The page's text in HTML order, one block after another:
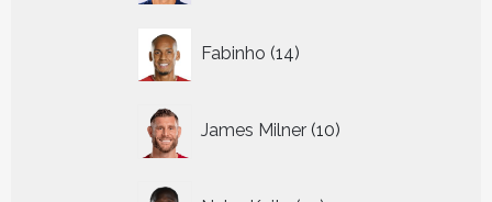
Fabinho 14
producten
James Milner 10
producten